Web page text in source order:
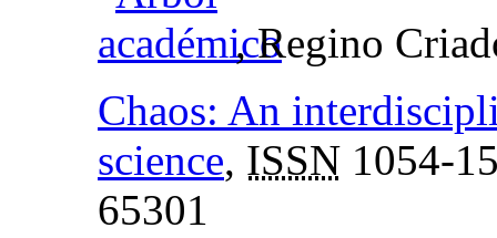
, Regino
Chaos: An
science, ISSN 1054-
65301